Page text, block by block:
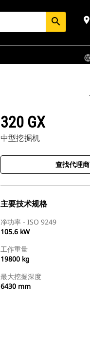
search place
320 GX
中型挖掘机
查找代理商
主要技术规格
净功率 - ISO 9249
105.6 kW
工作重量
19800 kg
最大挖掘深度
6430 mm